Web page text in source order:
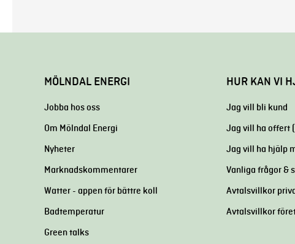
MÖLNDAL ENERGI
Jobba hos oss
Om Mölndal Energi
Nyheter
Marknadskommentarer
Watter - appen för bättre koll
Badtemperatur
Green talks
HUR KAN VI
Jag vill bli kund
Jag vill ha offert
Jag vill ha hjälp
Vanliga frågor &
Avtalsvillkor
Avtalsvillkor